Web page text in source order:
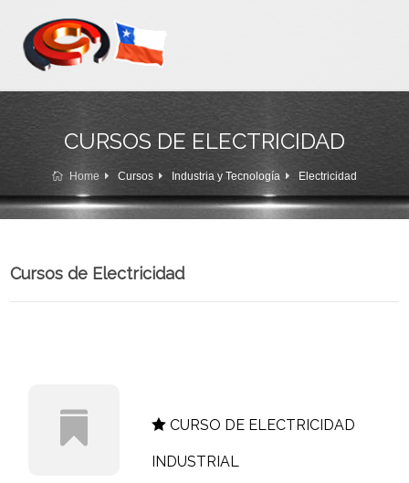
CURSOS DE ELECTRICIDAD
Home Cursos Industria y Tecnología Electricidad
Cursos de Electricidad
CURSO DE ELECTRICIDAD
INDUSTRIAL